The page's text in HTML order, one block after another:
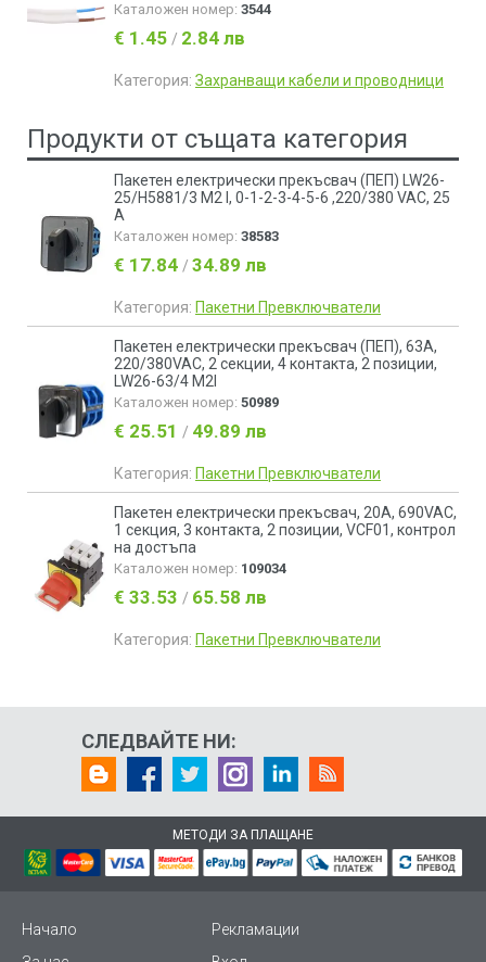
Каталожен номер: 3544
€ 1.45 / 2.84 лв
Категория: Захранващи кабели и проводници
Продукти от същата категория
Пакетен електрически прекъсвач (ПЕП) LW26-
25/H5881/3 M2 I, 0-1-2-3-4-5-6 ,220/380 VAC, 25
A
Каталожен номер: 38583
€ 17.84 / 34.89 лв
Категория: Пакетни Превключватели
Пакетен електрически прекъсвач (ПЕП), 63А,
220/380VAC, 2 секции, 4 контакта, 2 позиции,
LW26-63/4 M2I
Каталожен номер: 50989
€ 25.51 / 49.89 лв
Категория: Пакетни Превключватели
Пакетен електрически прекъсвач, 20А, 690VAC,
1 секция, 3 контакта, 2 позиции, VCF01, контрол
на достъпа
Каталожен номер: 109034
€ 33.53 / 65.58 лв
Категория: Пакетни Превключватели
СЛЕДВАЙТЕ НИ:
МЕТОДИ ЗА ПЛАЩАНЕ
Начало
Рекламации